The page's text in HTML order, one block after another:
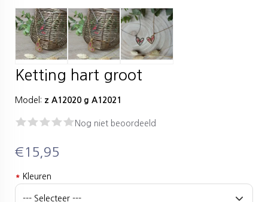
Ketting hart groot
Model: z A12020 g A12021
Nog niet beoordeeld
€15,95
* Kleuren